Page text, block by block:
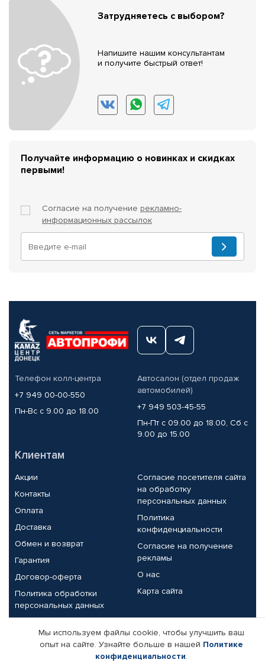
Затрудняетесь с выбором?
Напишите нашим консультантам
и получите быстрый ответ!
Получайте информацию о новинках и скидках
первыми!
Согласие на получение рекламно-
информационных рассылок
Телефон колл-центра
+7 949 00-00-550
Пн-Вс с 9.00 до 18.00
Автосалон (отдел продаж
автомобилей)
+7 949 503-45-55
Пн-Пт с 09.00 до 18.00, Сб с
9.00 до 15.00
Клиентам
Акции
Контакты
Оплата
Доставка
Обмен и возврат
Гарантия
Договор-оферта
Политика обработки
персональных данных
Согласие посетителя сайта
на обработку
персональных данных
Политика
конфиденциальности
Согласие на получение
рекламы
О нас
Карта сайта
Партнерам
Корпоративным клиентам
Реквизиты компании
Мы используем файлы cookie, чтобы улучшить ваш
опыт на сайте. Узнайте больше в нашей Политике
конфиденциальности.